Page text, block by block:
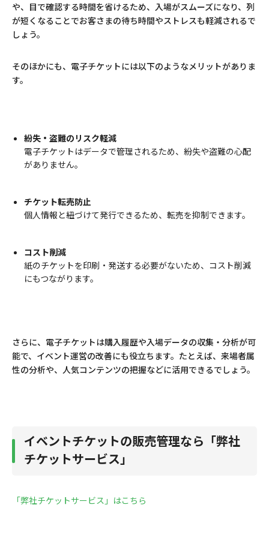
や、目で確認する時間を省けるため、入場がスムーズになり、列
が短くなることでお客さまの待ち時間やストレスも軽減されるで
しょう。
そのほかにも、電子チケットには以下のようなメリットがありま
す。
紛失・盗難のリスク軽減
電子チケットはデータで管理されるため、紛失や盗難の心配
がありません。
チケット転売防止
個人情報と紐づけて発行できるため、転売を抑制できます。
コスト削減
紙のチケットを印刷・発送する必要がないため、コスト削減
にもつながります。
さらに、電子チケットは購入履歴や入場データの収集・分析が可
能で、イベント運営の改善にも役立ちます。たとえば、来場者属
性の分析や、人気コンテンツの把握などに活用できるでしょう。
イベントチケットの販売管理なら「弊社
チケットサービス」
「弊社チケットサービス」はこちら